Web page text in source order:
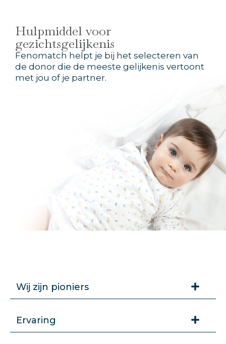
Hulpmiddel voor
gezichtsgelijkenis
Fenomatch helpt je bij het selecteren van
de donor die de meeste gelijkenis vertoont
met jou of je partner.
Wij zijn pioniers
Ervaring